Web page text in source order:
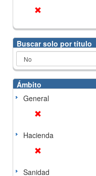
Buscar solo por título
Ámbito
General
Hacienda
Sanidad